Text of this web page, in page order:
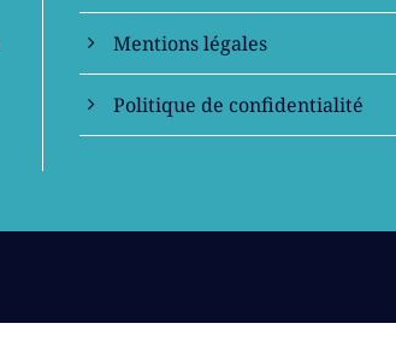
Mentions légales
Politique de confidentialité